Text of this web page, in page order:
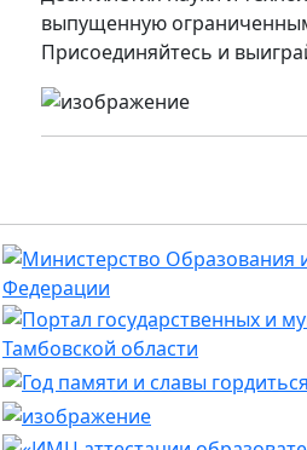
выпущенную
Присоединяйтесь и